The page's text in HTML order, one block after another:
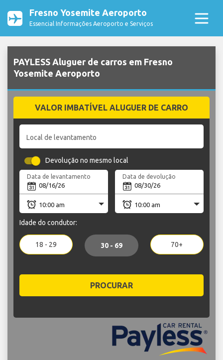
Fresno Yosemite Aeroporto
Essencial Informações Aeroporto e Serviços
PAYLESS Aluguer de carros em Fresno
Yosemite Aeroporto
VALOR IMBATÍVEL ALUGUER DE CARRO
Local de levantamento
Devolução no mesmo local
Data de levantamento Data de devolução
Idade do condutor:
18 - 29 30 - 69 70+
PROCURAR